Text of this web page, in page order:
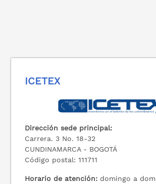
ICETEX
Dirección sede principal:
Carrera. 3 No. 18-32
CUNDINAMARCA - BOGOTÁ
Código postal: 111711
Horario de atención: domingo a